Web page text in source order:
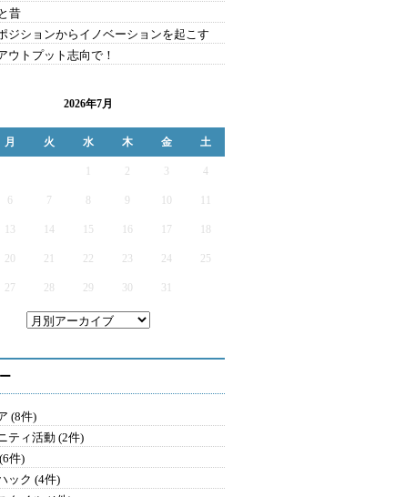
昔
ジションからイノベーションを起こす
ウトプット志向で！
2026年7月
月 火 水 木 金 土
2 3 4
6 7 9
13 14 15 16 17
20 21 22 23 24 25
27 28 29 30 31
(8件)
ティ活動 (2件)
件)
ック (4件)